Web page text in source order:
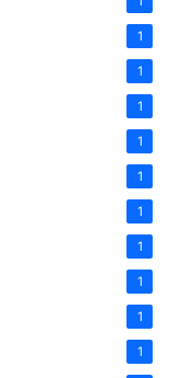
1
1
1
1
1
1
1
1
1
1